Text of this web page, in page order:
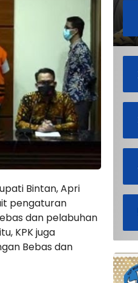
Bintan, Apri
pengaturan
dan pelabuhan
KPK juga
Bebas dan